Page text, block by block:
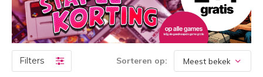
Filters Sorteren op: